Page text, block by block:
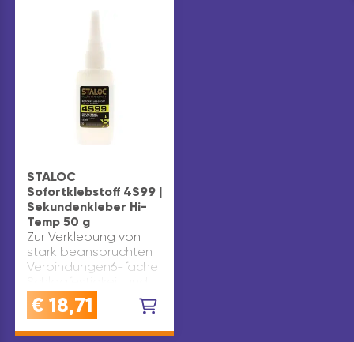
STALOC
Sofortklebstoff 4S99 |
Sekundenkleber Hi-
Temp 50 g
Zur Verklebung von
stark beanspruchten
Verbindungen6-fache
10-fache
Schälfestigkeit
€ 18,71